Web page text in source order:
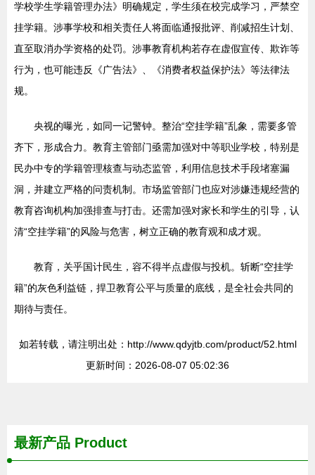
学校学生学籍管理办法》明确规定，学生须在校完成学习，严禁空
挂学籍。涉事学校和相关责任人将面临通报批评、削减招生计划、
直至取消办学资格的处罚。涉事教育机构若存在虚假宣传、欺诈等
行为，也可能违反《广告法》、《消费者权益保护法》等法律法
规。
央视的曝光，如同一记警钟。整治“空挂学籍”乱象，需要多管
齐下，形成合力。教育主管部门亟需加强对中等职业学校，特别是
民办中专的学籍管理核查与动态监管，利用信息技术手段堵塞漏
洞，并建立严格的问责机制。市场监管部门也应对涉嫌违规经营的
教育咨询机构加强排查与打击。还需加强对家长和学生的引导，认
清“空挂学籍”的风险与危害，树立正确的教育观和成才观。
教育，关乎国计民生，容不得半点虚假与投机。斩断“空挂学
籍”的灰色利益链，捍卫教育公平与质量的底线，是全社会共同的
期待与责任。
如若转载，请注明出处：http://www.qdyjtb.com/product/52.html
更新时间：2026-08-07 05:02:36
最新产品 Product